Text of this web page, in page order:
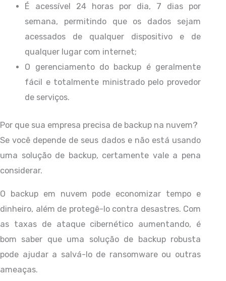
É acessível 24 horas por dia, 7 dias por
semana, permitindo que os dados sejam
acessados de qualquer dispositivo e de
qualquer lugar com internet;
O gerenciamento do backup é geralmente
fácil e totalmente ministrado pelo provedor
de serviços.
Por que sua empresa precisa de backup na nuvem?
Se você depende de seus dados e não está usando
uma solução de backup, certamente vale a pena
considerar.
O backup em nuvem pode economizar tempo e
dinheiro, além de protegê-lo contra desastres. Com
as taxas de ataque cibernético aumentando, é
bom saber que uma solução de backup robusta
pode ajudar a salvá-lo de ransomware ou outras
ameaças.